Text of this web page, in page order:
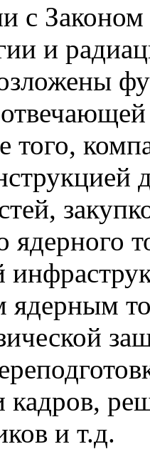
с
и
того,
ядерного
ядерным
кадров,
и т.д.